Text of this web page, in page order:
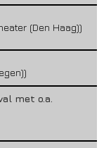
(Den Haag))
met o.a.